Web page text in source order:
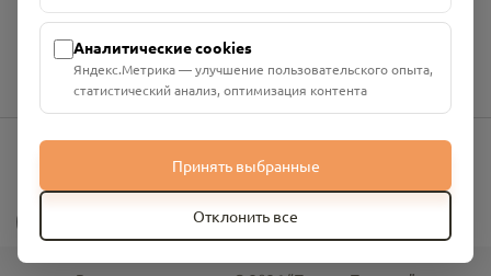
Номер счёта: 40702810901130004287 в АО "АЛЬФА-БАНК"
info@pomnim.online
Аналитические cookies
Яндекс.Метрика — улучшение пользовательского опыта,
статистический анализ, оптимизация контента
Принять выбранные
Отклонить все